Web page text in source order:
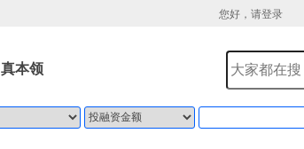
您好，请登录
真本领